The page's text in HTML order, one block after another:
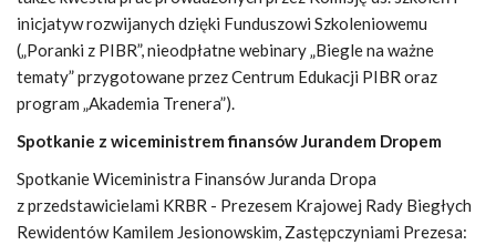
inicjatyw rozwijanych dzięki Funduszowi Szkoleniowemu
(„Poranki z PIBR”, nieodpłatne webinary „Biegle na ważne
tematy” przygotowane przez Centrum Edukacji PIBR oraz
program „Akademia Trenera”).
Spotkanie z wiceministrem finansów Jurandem Dropem
Spotkanie Wiceministra Finansów Juranda Dropa
z przedstawicielami KRBR - Prezesem Krajowej Rady Biegłych
Rewidentów Kamilem Jesionowskim, Zastępczyniami Prezesa: